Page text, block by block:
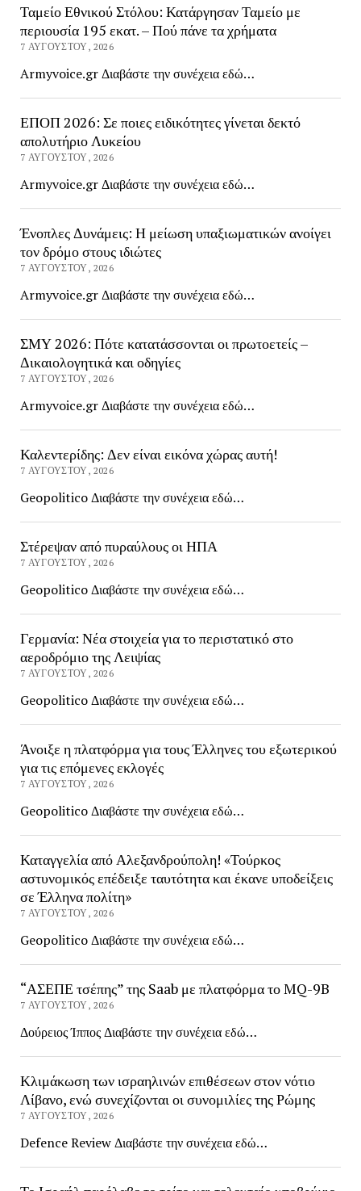
Ταμείο Εθνικού Στόλου: Κατάργησαν Ταμείο με
περιουσία 195 εκατ. – Πού πάνε τα χρήματα
7 ΑΥΓΟΎΣΤΟΥ, 2026
Armyvoice.gr Διαβάστε την συνέχεια εδώ…
ΕΠΟΠ 2026: Σε ποιες ειδικότητες γίνεται δεκτό
απολυτήριο Λυκείου
7 ΑΥΓΟΎΣΤΟΥ, 2026
Armyvoice.gr Διαβάστε την συνέχεια εδώ…
Ένοπλες Δυνάμεις: Η μείωση υπαξιωματικών ανοίγει
τον δρόμο στους ιδιώτες
7 ΑΥΓΟΎΣΤΟΥ, 2026
Armyvoice.gr Διαβάστε την συνέχεια εδώ…
ΣΜΥ 2026: Πότε κατατάσσονται οι πρωτοετείς –
Δικαιολογητικά και οδηγίες
7 ΑΥΓΟΎΣΤΟΥ, 2026
Armyvoice.gr Διαβάστε την συνέχεια εδώ…
Καλεντερίδης: Δεν είναι εικόνα χώρας αυτή!
7 ΑΥΓΟΎΣΤΟΥ, 2026
Geopolitico Διαβάστε την συνέχεια εδώ…
Στέρεψαν από πυραύλους οι ΗΠΑ
7 ΑΥΓΟΎΣΤΟΥ, 2026
Geopolitico Διαβάστε την συνέχεια εδώ…
Γερμανία: Νέα στοιχεία για το περιστατικό στο
αεροδρόμιο της Λειψίας
7 ΑΥΓΟΎΣΤΟΥ, 2026
Geopolitico Διαβάστε την συνέχεια εδώ…
Άνοιξε η πλατφόρμα για τους Έλληνες του εξωτερικού
για τις επόμενες εκλογές
7 ΑΥΓΟΎΣΤΟΥ, 2026
Geopolitico Διαβάστε την συνέχεια εδώ…
Καταγγελία από Αλεξανδρούπολη! «Τούρκος
αστυνομικός επέδειξε ταυτότητα και έκανε υποδείξεις
σε Έλληνα πολίτη»
7 ΑΥΓΟΎΣΤΟΥ, 2026
Geopolitico Διαβάστε την συνέχεια εδώ…
“ΑΣΕΠΕ τσέπης” της Saab με πλατφόρμα το MQ-9B
7 ΑΥΓΟΎΣΤΟΥ, 2026
Δούρειος Ίππος Διαβάστε την συνέχεια εδώ…
Κλιμάκωση των ισραηλινών επιθέσεων στον νότιο
Λίβανο, ενώ συνεχίζονται οι συνομιλίες της Ρώμης
7 ΑΥΓΟΎΣΤΟΥ, 2026
Defence Review Διαβάστε την συνέχεια εδώ…